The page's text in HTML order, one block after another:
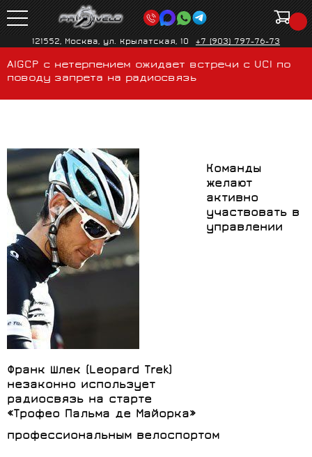
121552, Москва, ул. Крылатская, 10 +7 (903) 797-76-73
AIGCP с нетерпением ожидает встречи с UCI по
поводу запрета на радиосвязь
Франк Шлек (Leopard Trek)
незаконно использует
радиосвязь на старте
«Трофео Пальма де Майорка»
Команды
желают
активно
участвовать в
управлении
профессиональным велоспортом